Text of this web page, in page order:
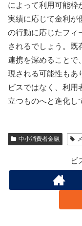
によって利用可能枠
実績に応じて金利が
の行動に応じたフィ
されるでしょう。既
連携を深めることで
現される可能性もあ
ビスではなく、利用
立つものへと進化し
中小消費者金融
ビ